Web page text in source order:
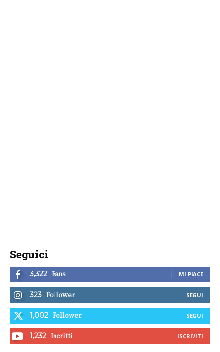
Seguici
3,322 Fans MI PIACE
323 Follower SEGUI
1,002 Follower SEGUI
1,232 Iscritti ISCRIVITI